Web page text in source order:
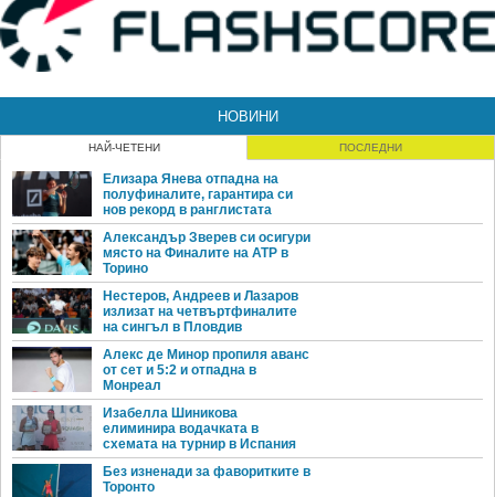
НОВИНИ
НАЙ-ЧЕТЕНИ ПОСЛЕДНИ
Елизара Янева отпадна на
полуфиналите, гарантира си
нов рекорд в ранглистата
Александър Зверев си осигури
място на Финалите на ATP в
Торино
Нестеров, Андреев и Лазаров
излизат на четвъртфиналите
на сингъл в Пловдив
Алекс де Минор пропиля аванс
от сет и 5:2 и отпадна в
Монреал
Изабелла Шиникова
елиминира водачката в
схемата на турнир в Испания
Без изненади за фаворитките в
Торонто